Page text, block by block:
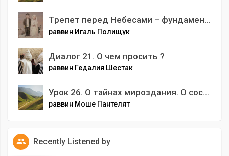
Трепет перед Небесами – фундамент еврейского дома
раввин Игаль Полищук
Диалог 21. О чем просить ?
раввин Гедалия Шестак
Урок 26. О тайнах мироздания. О состоянии человека в этом мире
раввин Моше Пантелят
Recently Listened by